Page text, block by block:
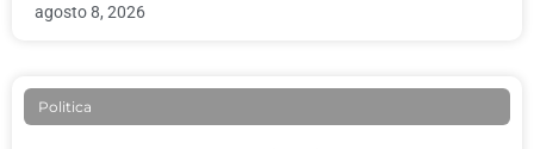
agosto 8, 2026
Politica